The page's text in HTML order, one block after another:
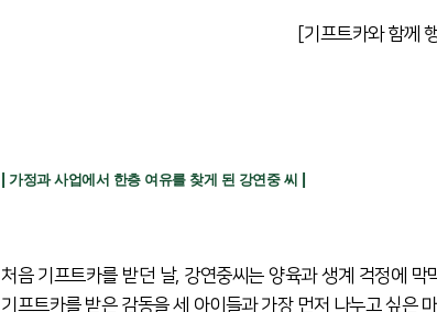
[기프트카와 함께
가정과 사업에서 한층 여유를 찾게 된 강연중 씨
처음 기프트카를 받던 날, 강연중씨는 양육과 생계 걱정에
기프트카를 받은 감동을 세 아이들과 가장 먼저 나누고 싶은